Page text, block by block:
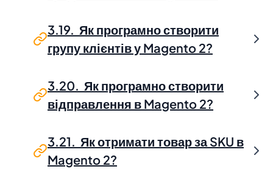
3.19. Як програмно створити
групу клієнтів у Magento 2?
3.20. Як програмно створити
відправлення в Magento 2?
3.21. Як отримати товар за SKU в
Magento 2?